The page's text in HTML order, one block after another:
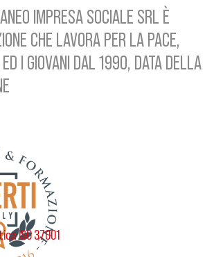
IMPRESA SOCIALE SRL È
CHE LAVORA PER LA PACE,
ED I GIOVANI DAL 1990, DATA DELLA
ISO 37001